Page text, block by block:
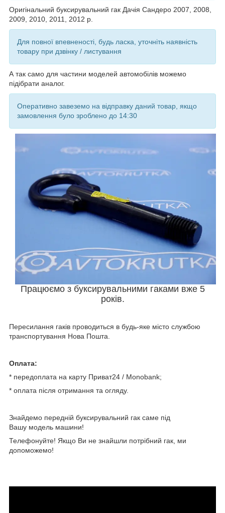
Оригінальний буксирувальний гак Дачія Сандеро 2007, 2008,
2009, 2010, 2011, 2012 р.
Для повної впевненості, будь ласка, уточніть наявність
товару при дзвінку / листування
А так само для частини моделей автомобілів можемо
підібрати аналог.
Оперативно завеземо на відправку даний товар, якщо
замовлення було зроблено до 14:30
Працюємо з буксирувальними гаками вже 5
років.
Пересилання гаків проводиться в будь-яке місто службою
транспортування Нова Пошта.
Оплата:
* передоплата на карту Приват24 / Мonobank;
* оплата після отримання та огляду.
Знайдемо передній буксирувальний гак саме під
Вашу модель машини!
Телефонуйте! Якщо Ви не знайшли потрібний гак, ми
допоможемо!